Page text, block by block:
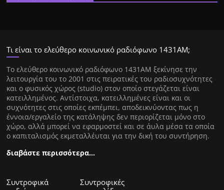
Τι είναι το ελεύθερο κοινωνικό ραδιόφωνο 1431ΑΜ;
Tο ελεύθερο κοινωνικό ραδιόφωνο 1431AM ξεκίνησε την
λειτουργία του το 2001 στις πειρατικές του ραδιοσυχνότητες
και ο φυσικός χώρος (studio) στον οποίο στεγάζεται είναι
κατειλλημένος. Αντίστοιχα, κατειλλημένες είναι και οι
συχνότητες στις οποίες εκπέμπει, αποδεικνύοντας πως η
έννοια/εργαλείο της κατάληψης δεν περιορίζεται μόνο στο
χώρο, αλλά μπορεί να εφαρμοστεί και σε άυλα μέσα τα οποία
ο καπιταλισμός εκμεταλλέυται για την δική του συντήρηση.
διαβάστε περισσότερα…
Συντροφικά
Συντροφικές